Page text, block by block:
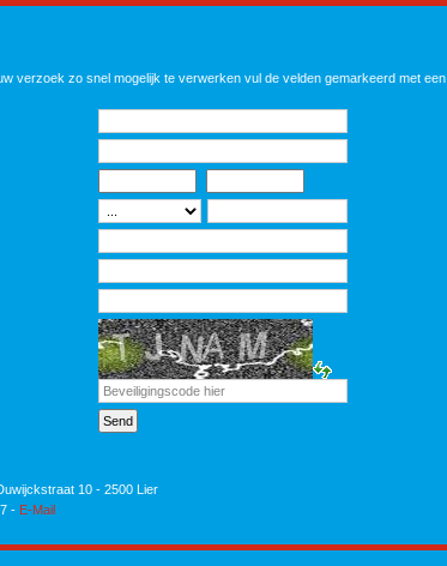
verzoek zo snel mogelijk te verwerken vul de velden gemarkeerd met een
10 - 2500 Lier
- E-Mail